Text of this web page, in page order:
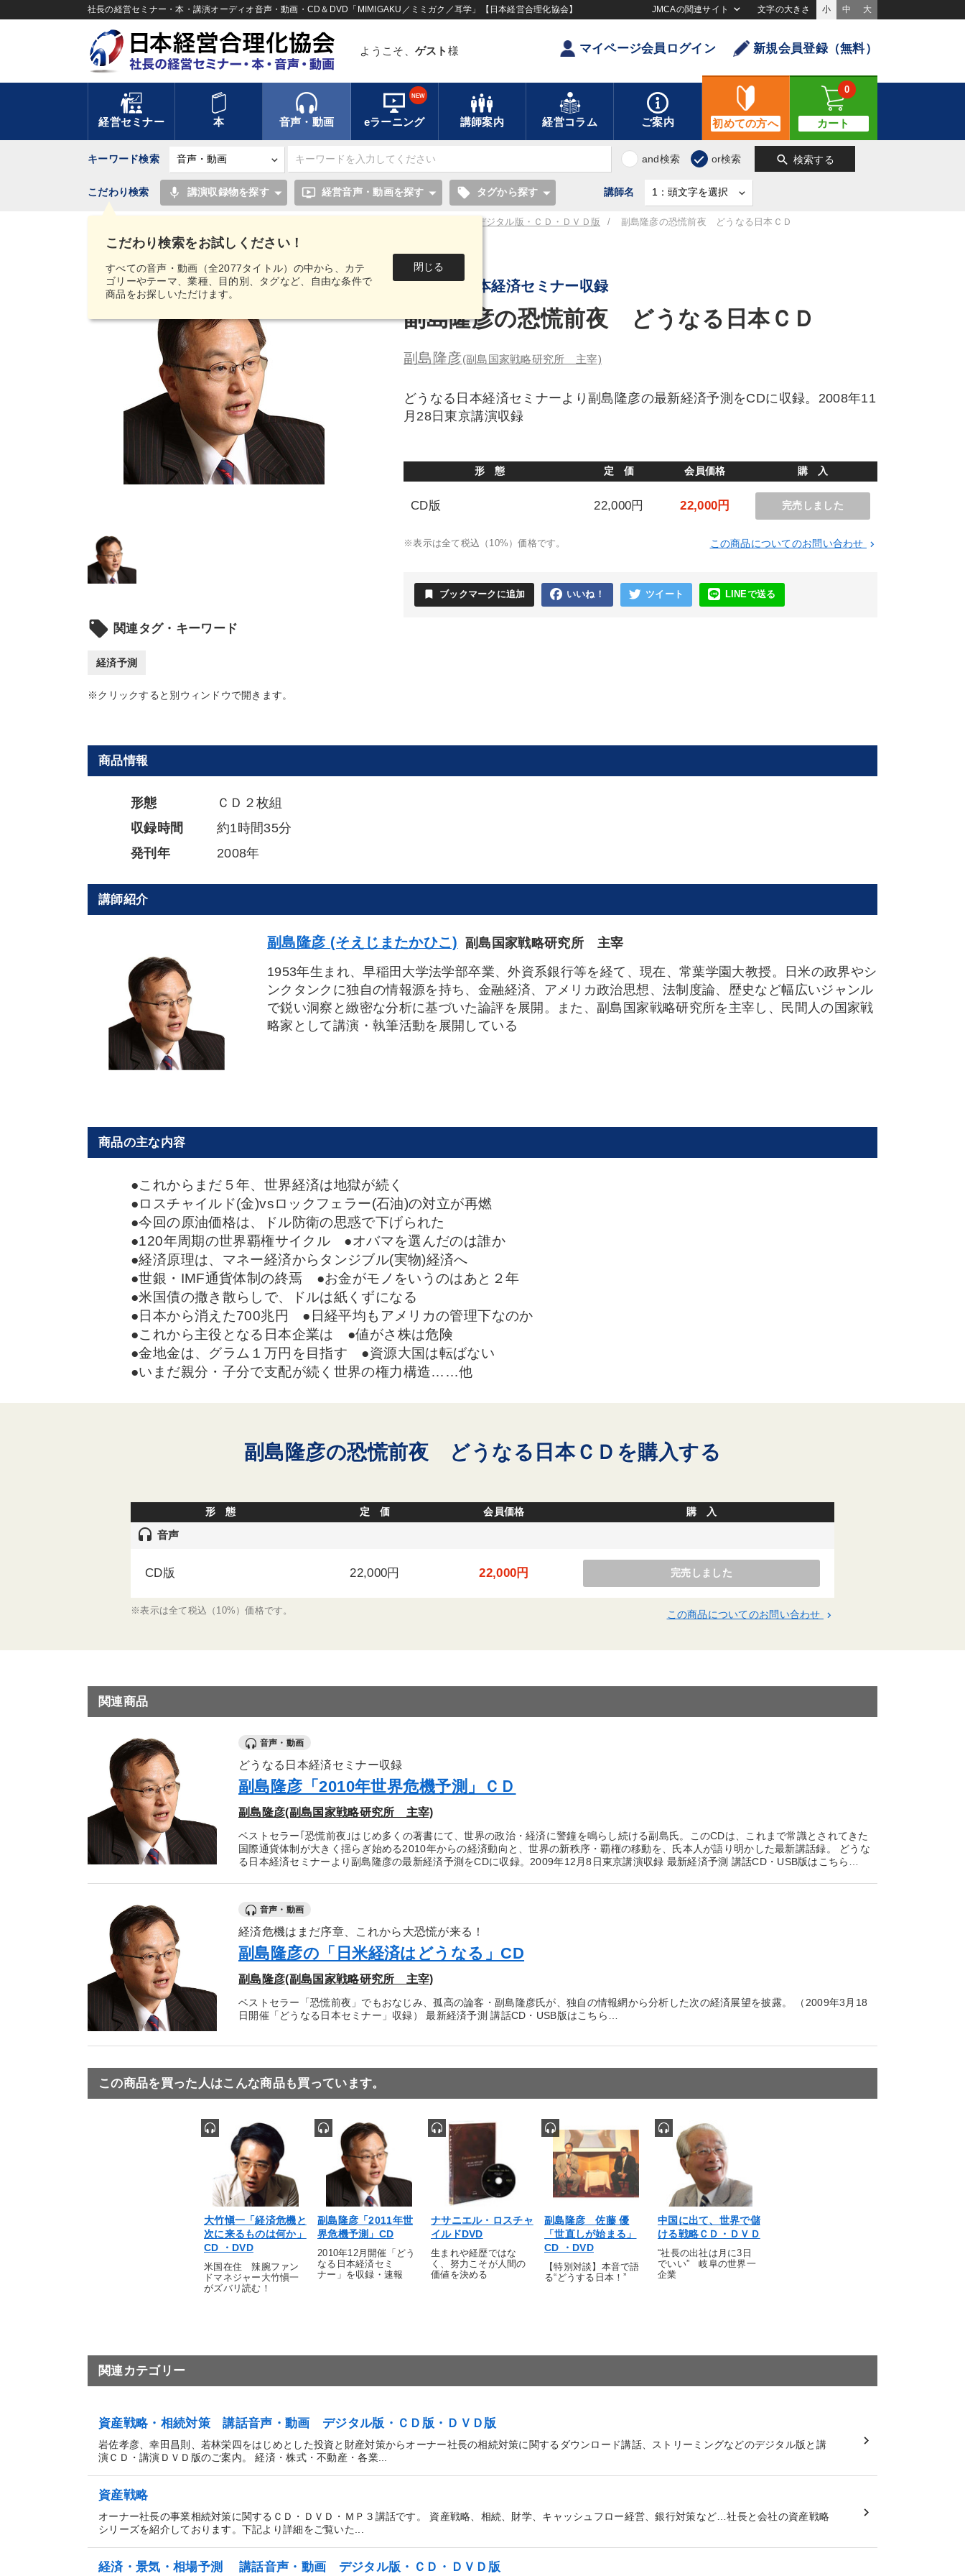
社長の経営セミナー・本・講演オーディオ音声・動画・CD＆DVD「MIMIGAKU／ミミガク／耳学」【日本経営合理化協会】 JMCAの関連サイト 文字の大きさ 小 中 大
ようこそ、 ゲスト 様 マイページ会員ログイン 新規会員登録（無料）
経営セミナー 本 音声・動画 eラーニング
NEW
講師案内 経営コラム ご案内 初めての方へ カート
0
キーワード検索 and検索 or検索 search 検索する
こだわり検索をお試しください！
すべての音声・動画（全2077タイトル）の中から、カテ
ゴリーやテーマ、業種、目的別、タグなど、自由な条件で
商品をお探しいただけます。
閉じる
こだわり検索 mic 講演収録物を探す ondemand_video 経営音声・動画を探す local_offer タグから探す 講師名
経済・景気・相場予測 講話音声・動画 デジタル版・ＣＤ・ＤＶＤ版 副島隆彦の恐慌前夜 どうなる日本ＣＤ
local_offer 関連タグ・キーワード
経済予測
※クリックすると別ウィンドウで開きます。
音声・動画
どうなる日本経済セミナー収録
副島隆彦の恐慌前夜 どうなる日本ＣＤ
副島隆彦(副島国家戦略研究所 主宰)
どうなる日本経済セミナーより副島隆彦の最新経済予測をCDに収録。2008年11
月28日東京講演収録
形 態 定 価 会員価格 購 入
CD版 22,000円 22,000円 完売しました
※表示は全て税込（10%）価格です。 この商品についてのお問い合わせ keyboard_arrow_right
bookmark ブックマークに追加 いいね！ ツイート LINEで送る
商品情報
形態
ＣＤ２枚組
収録時間
約1時間35分
発刊年
2008年
講師紹介
副島隆彦 (そえじまたかひこ) 副島国家戦略研究所 主宰
1953年生まれ、早稲田大学法学部卒業、外資系銀行等を経て、現在、常葉学園大教授。日米の政界やシ
ンクタンクに独自の情報源を持ち、金融経済、アメリカ政治思想、法制度論、歴史など幅広いジャンル
で鋭い洞察と緻密な分析に基づいた論評を展開。また、副島国家戦略研究所を主宰し、民間人の国家戦
略家として講演・執筆活動を展開している
商品の主な内容
●これからまだ５年、世界経済は地獄が続く
●ロスチャイルド(金)vsロックフェラー(石油)の対立が再燃
●今回の原油価格は、ドル防衛の思惑で下げられた
●120年周期の世界覇権サイクル ●オバマを選んだのは誰か
●経済原理は、マネー経済からタンジブル(実物)経済へ
●世銀・IMF通貨体制の終焉 ●お金がモノをいうのはあと２年
●米国債の撒き散らしで、ドルは紙くずになる
●日本から消えた700兆円 ●日経平均もアメリカの管理下なのか
●これから主役となる日本企業は ●値がさ株は危険
●金地金は、グラム１万円を目指す ●資源大国は転ばない
●いまだ親分・子分で支配が続く世界の権力構造……他
副島隆彦の恐慌前夜 どうなる日本ＣＤを購入する
形 態 定 価 会員価格 購 入
headset 音声
CD版 22,000円 22,000円 完売しました
※表示は全て税込（10%）価格です。 この商品についてのお問い合わせ keyboard_arrow_right
関連商品
音声・動画
どうなる日本経済セミナー収録
副島隆彦「2010年世界危機予測」ＣＤ
副島隆彦(副島国家戦略研究所 主宰)
ベストセラー｢恐慌前夜｣はじめ多くの著書にて、世界の政治・経済に警鐘を鳴らし続ける副島氏。このCDは、これまで常識とされてきた
国際通貨体制が大きく揺らぎ始める2010年からの経済動向と、世界の新秩序・覇権の移動を、氏本人が語り明かした最新講話録。 どうな
る日本経済セミナーより副島隆彦の最新経済予測をCDに収録。2009年12月8日東京講演収録 最新経済予測 講話CD・USB版はこちら…
音声・動画
経済危機はまだ序章、これから大恐慌が来る！
副島隆彦の「日米経済はどうなる」CD
副島隆彦(副島国家戦略研究所 主宰)
ベストセラー「恐慌前夜」でもおなじみ、孤高の論客・副島隆彦氏が、独自の情報網から分析した次の経済展望を披露。 （2009年3月18
日開催「どうなる日本セミナー」収録） 最新経済予測 講話CD・USB版はこちら…
この商品を買った人はこんな商品も買っています。
大竹愼一「経済危機と
次に来るものは何か」
CD ・DVD
米国在住 辣腕ファン
ドマネジャー大竹愼一
がズバリ読む！
副島隆彦「2011年世
界危機予測」CD
2010年12月開催「どう
なる日本経済セミ
ナー」を収録・速報
ナサニエル・ロスチャ
イルドDVD
生まれや経歴ではな
く、努力こそが人間の
価値を決める
副島隆彦 佐藤 優
「世直しが始まる」
CD ・DVD
【特別対談】本音で語
る“どうする日本！”
中国に出て、世界で儲
ける戦略ＣＤ・ＤＶＤ
“社長の出社は月に3日
でいい” 岐阜の世界一
企業
関連カテゴリー
資産戦略・相続対策 講話音声・動画 デジタル版・ＣＤ版・ＤＶＤ版
岩佐孝彦、幸田昌則、若林栄四をはじめとした投資と財産対策からオーナー社長の相続対策に関するダウンロード講話、ストリーミングなどのデジタル版と講
演ＣＤ・講演ＤＶＤ版のご案内。 経済・株式・不動産・各業...
資産戦略
オーナー社長の事業相続対策に関するＣＤ・ＤＶＤ・ＭＰ３講話です。 資産戦略、相続、財学、キャッシュフロー経営、銀行対策など…社長と会社の資産戦略
シリーズを紹介しております。下記より詳細をご覧いた...
経済・景気・相場予測 講話音声・動画 デジタル版・ＣＤ・ＤＶＤ版